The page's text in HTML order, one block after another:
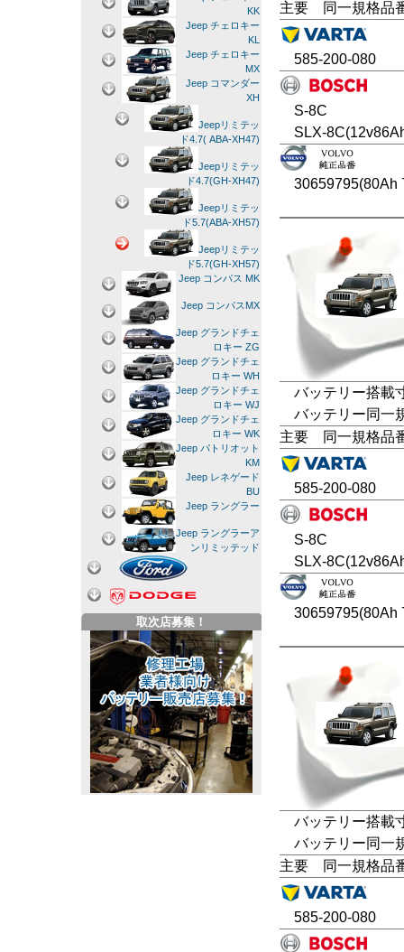
主要 同一規格品
585-200-080
S-8C
SLX-
30659795(80Ah
バッテリー搭載
バッテリー同一
主要 同一規格品
585-200-080
S-8C
SLX-
30659795(80Ah
バッテリー搭載
バッテリー同一
主要 同一規格品
585-200-080
KK
Jeep チェロキー
KL
Jeep チェロキー
MX
Jeep コマンダー
XH
Jeepリミテッ
ド4.7( ABA-XH47)
Jeepリミテッ
ド4.7(GH-XH47)
Jeepリミテッ
ド5.7(ABA-XH57)
Jeepリミテッ
ド5.7(GH-XH57)
Jeep コンパス MK
Jeep コンパスMX
Jeep グランドチェ
ロキー ZG
Jeep グランドチェ
ロキー WH
Jeep グランドチェ
ロキー WJ
Jeep グランドチェ
ロキー WK
Jeep パトリオット
KM
Jeep レネゲード
BU
Jeep ラングラー
Jeep ラングラーア
ンリミッテッド
取次店募集！